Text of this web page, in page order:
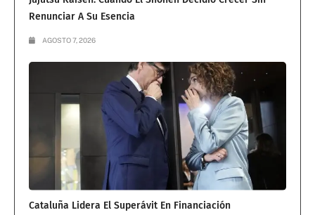
Renunciar A Su Esencia
AGOSTO 7, 2026
Cataluña Lidera El Superávit En Financiación